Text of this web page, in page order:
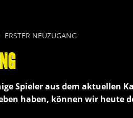
ERSTER NEUZUGANG
Spieler aus dem aktuellen
haben, können wir heute